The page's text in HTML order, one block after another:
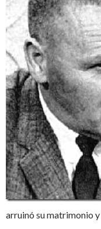
arruinó su matrimonio